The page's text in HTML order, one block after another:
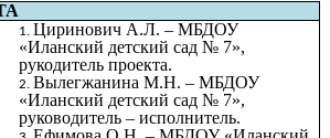
Циринович А.Л. – МБДОУ
«Иланский детский сад № 7»,
рукодитель проекта.
Вылегжанина М.Н. – МБДОУ
«Иланский детский сад № 7»,
руководитель – исполнитель.